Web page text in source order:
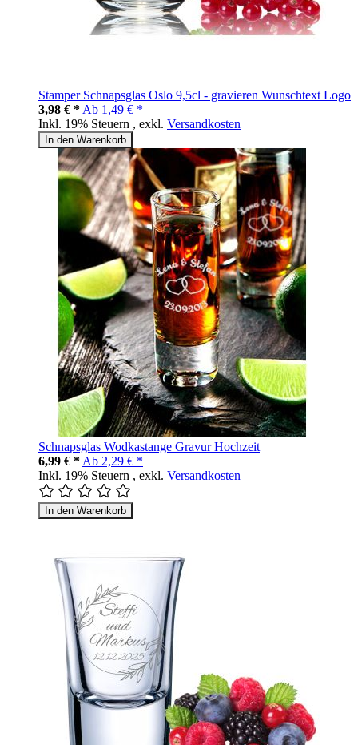
Stamper Schnapsglas Oslo 9,5cl - gravieren Wunschtext Logo
3,98 € * Ab 1,49 € *
Inkl. 19% Steuern , exkl. Versandkosten
In den Warenkorb
Schnapsglas Wodkastange Gravur Hochzeit
6,99 € * Ab 2,29 € *
Inkl. 19% Steuern , exkl. Versandkosten
In den Warenkorb